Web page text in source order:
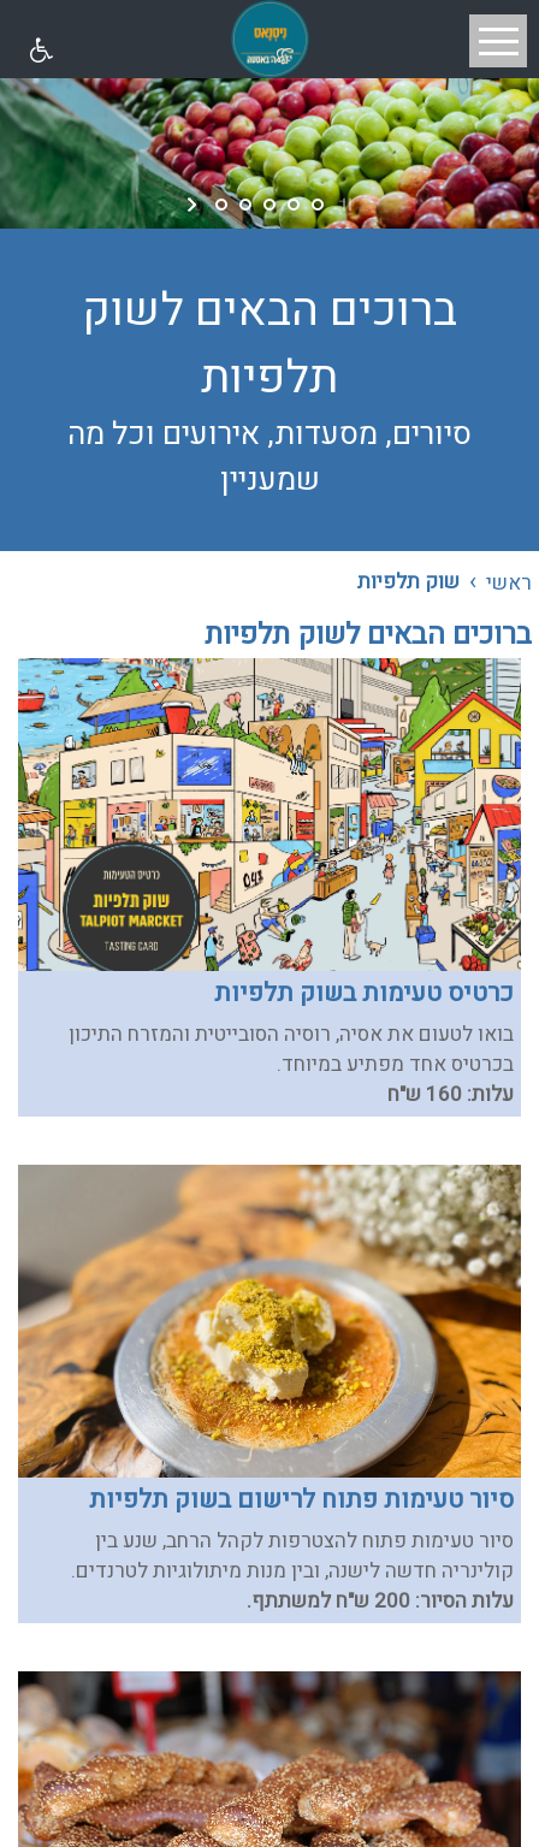
ברוכים הבאים לשוק
תלפיות
סיורים, מסעדות, אירועים וכל מה
שמעניין
ראשי › שוק תלפיות
ברוכים הבאים לשוק תלפיות
כרטיס טעימות בשוק תלפיות
בואו לטעום את אסיה, רוסיה הסובייטית והמזרח התיכון
בכרטיס אחד מפתיע במיוחד.
עלות: 160 ש"ח
סיור טעימות פתוח לרישום בשוק תלפיות
סיור טעימות פתוח להצטרפות לקהל הרחב, שנע בין
קולינריה חדשה לישנה, ובין מנות מיתולוגיות לטרנדים.
עלות הסיור: 200 ש"ח למשתתף.